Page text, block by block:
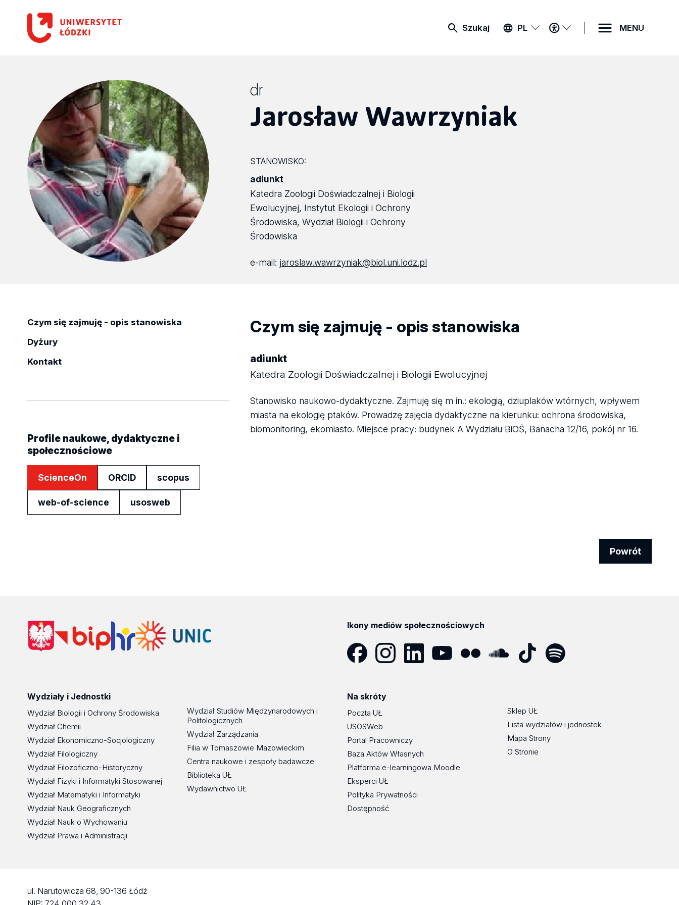
Szukaj PL
MENU
DOSTĘPNOŚCI
MENU
dr
Jarosław Wawrzyniak
STANOWISKO:
adiunkt
Katedra Zoologii Doświadczalnej i Biologii
Ewolucyjnej, Instytut Ekologii i Ochrony
Środowiska, Wydział Biologii i Ochrony
Środowiska
e-mail: jaroslaw.wawrzyniak@biol.uni.lodz.pl
Czym się zajmuję - opis stanowiska
Dyżury
Kontakt
Profile naukowe, dydaktyczne i
społecznościowe
ScienceOn ORCID scopus
web-of-science usosweb
Czym się zajmuję - opis stanowiska
adiunkt
Katedra Zoologii Doświadczalnej i Biologii Ewolucyjnej
Stanowisko naukowo-dydaktyczne. Zajmuję się m in.: ekologią, dziuplaków wtórnych, wpływem
miasta na ekologię ptaków. Prowadzę zajęcia dydaktyczne na kierunku: ochrona środowiska,
biomonitoring, ekomiasto. Miejsce pracy: budynek A Wydziału BiOŚ, Banacha 12/16, pokój nr 16.
Powrót
Ikony mediów społecznościowych
Wydziały i Jednostki
Wydział Biologii i Ochrony Środowiska
Wydział Chemii
Wydział Ekonomiczno-Socjologiczny
Wydział Filologiczny
Wydział Filozoficzno-Historyczny
Wydział Fizyki i Informatyki Stosowanej
Wydział Matematyki i Informatyki
Wydział Nauk Geograficznych
Wydział Nauk o Wychowaniu
Wydział Prawa i Administracji
Wydział Studiów Międzynarodowych i
Politologicznych
Wydział Zarządzania
Filia w Tomaszowie Mazowieckim
Centra naukowe i zespoły badawcze
Biblioteka UŁ
Wydawnictwo UŁ
Na skróty
Poczta UŁ
USOSWeb
Portal Pracowniczy
Baza Aktów Własnych
Platforma e-learningowa Moodle
Eksperci UŁ
Polityka Prywatności
Dostępność
Sklep UŁ
Lista wydziałów i jednostek
Mapa Strony
O Stronie
ul. Narutowicza 68, 90-136 Łódź